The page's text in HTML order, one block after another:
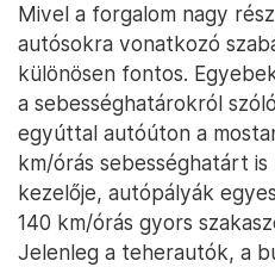
Mivel a forgalom nagy
autósokra vonatkozó
különösen fontos.
a sebességhatárokról
egyúttal autóúton a
km/órás sebességhatárt
kezelője, autópályák
140 km/órás gyors
Jelenleg a teherautók, a